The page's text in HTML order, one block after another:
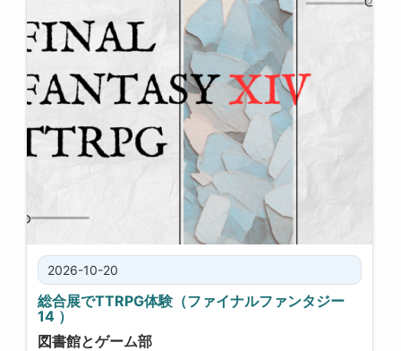
2026-10-20
総合展でTTRPG体験（ファイナルファンタジー
14 ）
図書館とゲーム部